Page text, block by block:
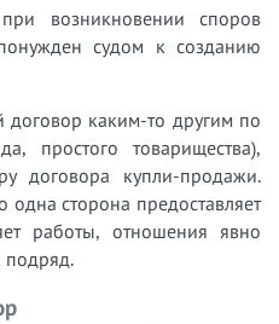
возникновении споров
судом к созданию
договор каким-то другим по
простого товарищества),
договора купли-продажи.
одна сторона предоставляет
работы, отношения явно
подряд.